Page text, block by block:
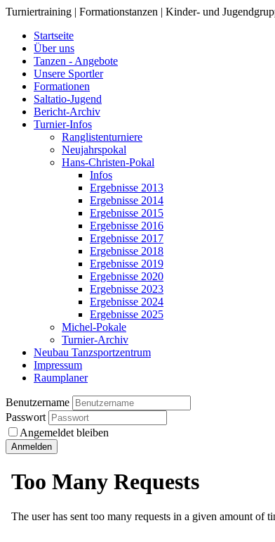
Turniertraining | Formationstanzen | Kinder- und
Startseite
Über uns
Tanzen - Angebote
Unsere Sportler
Formationen
Saltatio-Jugend
Bericht-Archiv
Turnier-Infos
Ranglistenturniere
Neujahrspokal
Hans-Christen-Pokal
Infos
Ergebnisse 2013
Ergebnisse 2014
Ergebnisse 2015
Ergebnisse 2016
Ergebnisse 2017
Ergebnisse 2018
Ergebnisse 2019
Ergebnisse 2020
Ergebnisse 2023
Ergebnisse 2024
Ergebnisse 2025
Michel-Pokale
Turnier-Archiv
Neubau Tanzsportzentrum
Impressum
Raumplaner
Benutzername
Passwort
Angemeldet bleiben